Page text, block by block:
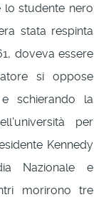
lo studente nero
stata respinta
doveva essere
si oppose
schierando la
per
Kennedy
Nazionale e
morirono tre